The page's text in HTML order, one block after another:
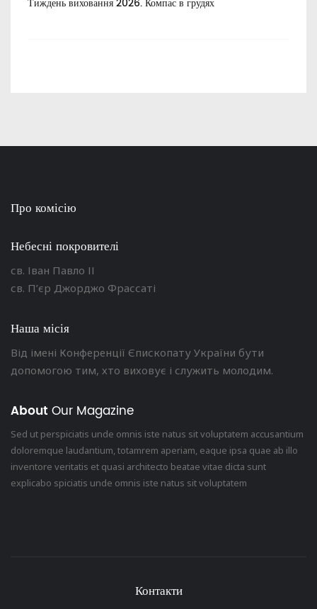
Про комісію
Небесні покровителі
св. Іван Павло ІІ
св. П’єр Джорджо Фрассаті
Наша місія
Від імені Конференції Єпископату України бути
допомогою тим, хто виховує і служить молодим.
About Our Magazine
Sed ut perspiciatis unde omnis iste natus sit voluptatem accusantium
doloremque laudantium, totamrem aperiam, eaque ipsa quae ab illo
inventore veritatis et quasi architecto beatae vitae dicta sunt
explicabo spiciatis unde omnis iste natus sit voluptatem
Контакти